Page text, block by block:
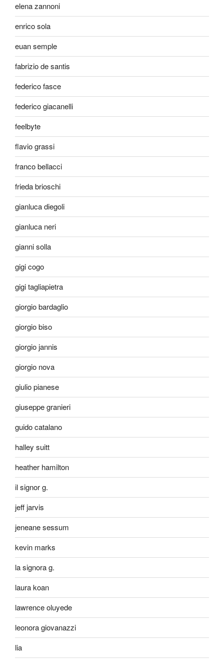
elena zannoni
enrico sola
euan semple
fabrizio de santis
federico fasce
federico giacanelli
feelbyte
flavio grassi
franco bellacci
frieda brioschi
gianluca diegoli
gianluca neri
gianni solla
gigi cogo
gigi tagliapietra
giorgio bardaglio
giorgio biso
giorgio jannis
giorgio nova
giulio pianese
giuseppe granieri
guido catalano
halley suitt
heather hamilton
il signor g.
jeff jarvis
jeneane sessum
kevin marks
la signora g.
laura koan
lawrence oluyede
leonora giovanazzi
lia